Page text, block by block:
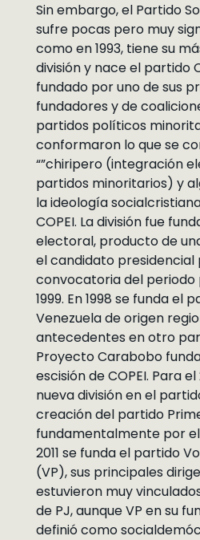
Sin embargo, el Partido
sufre pocas pero muy
como en 1993, tiene su
división y nace el partido
fundado por uno de sus
fundadores y de
partidos políticos
conformaron lo que se
“”chiripero (integración
partidos minoritarios) y
la ideología
COPEI. La división fue
electoral, producto de
el candidato presidencial
convocatoria del periodo
1999. En 1998 se funda el
Venezuela de origen
antecedentes en otro
Proyecto Carabobo
escisión de COPEI. Para
nueva división en el
creación del partido
fundamentalmente por
2011 se funda el partido
(VP), sus principales
estuvieron muy
de PJ, aunque VP en su
definió como